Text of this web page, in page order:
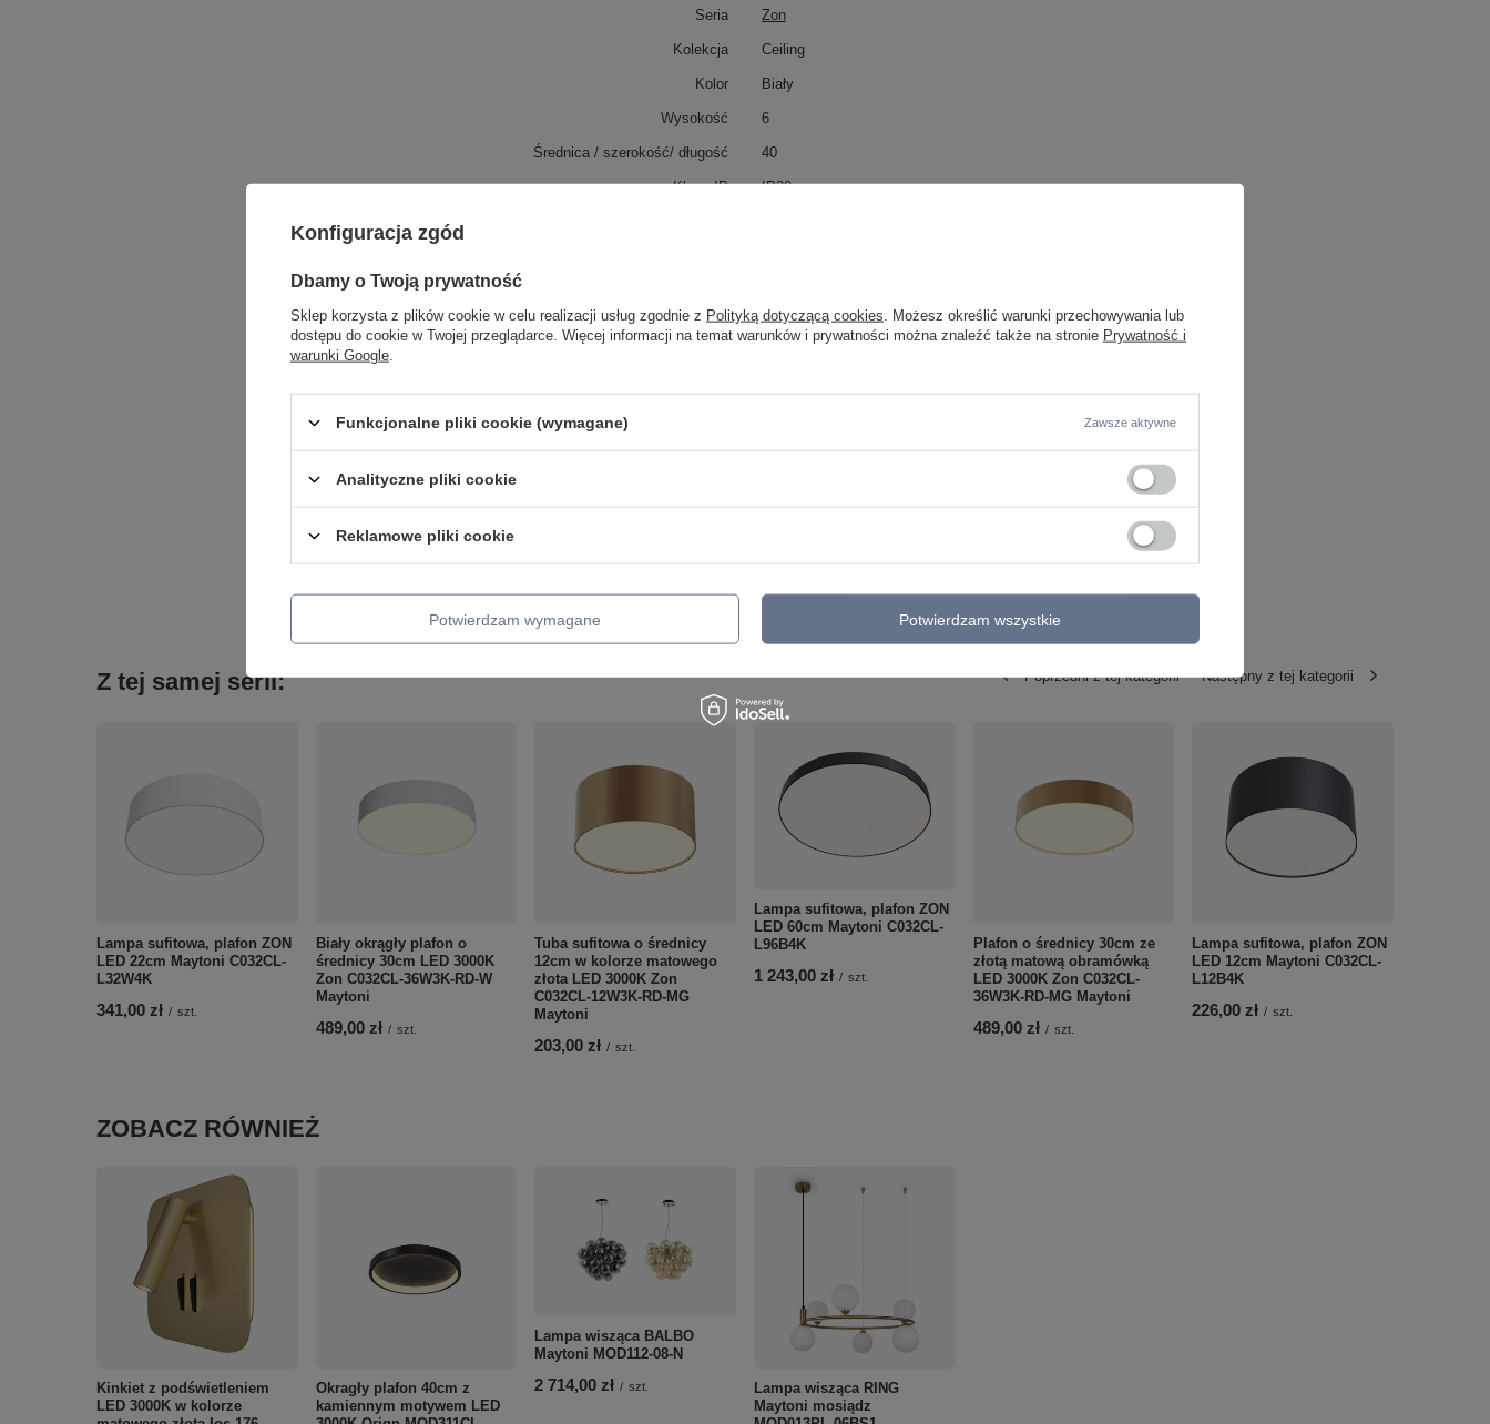
Podmiot odpowiedzialny za ten produkt na terenie UE Maytoni GmbH Więcej
Seria Zon
Kolekcja Ceiling
Kolor Biały
Wysokość 6
Średnica / szerokość/ długość 40
Klasa IP IP20
Moc (Watt) 45
Barwa światła (K)
Z tej samej serii: Poprzedni z tej kategorii Następny z tej kategorii
Lampa sufitowa, plafon ZON
LED 22cm Maytoni C032CL-
L32W4K
341,00 zł / szt.
Biały okrągły plafon o
średnicy 30cm LED 3000K
Zon C032CL-36W3K-RD-W
Maytoni
489,00 zł / szt.
Tuba sufitowa o średnicy
12cm w kolorze matowego
złota LED 3000K Zon
C032CL-12W3K-RD-MG
Maytoni
203,00 zł / szt.
Lampa sufitowa, plafon ZON
LED 60cm Maytoni C032CL-
L96B4K
1 243,00 zł / szt.
Plafon o średnicy 30cm ze
złotą matową obramówką
LED 3000K Zon C032CL-
36W3K-RD-MG Maytoni
489,00 zł / szt.
Lampa sufitowa, plafon ZON
LED 12cm Maytoni C032CL-
L12B4K
226,00 zł / szt.
ZOBACZ RÓWNIEŻ
Kinkiet z podświetleniem
LED 3000K w kolorze
Okragły plafon 40cm z
kamiennym motywem LED
Lampa wisząca BALBO
Maytoni MOD112-08-N
2 714,00 zł / szt.
Lampa wisząca RING
Maytoni mosiądz
Konfiguracja zgód
Dbamy o Twoją prywatność
Sklep korzysta z plików cookie w celu realizacji usług zgodnie z Polityką dotyczącą cookies . Możesz określić warunki przechowywania lub
dostępu do cookie w Twojej przeglądarce. Więcej informacji na temat warunków i prywatności można znaleźć także na stronie Prywatność i
warunki Google
Funkcjonalne pliki cookie (wymagane) Zawsze aktywne
Analityczne pliki cookie
Reklamowe pliki cookie
Potwierdzam wymagane Potwierdzam wszystkie